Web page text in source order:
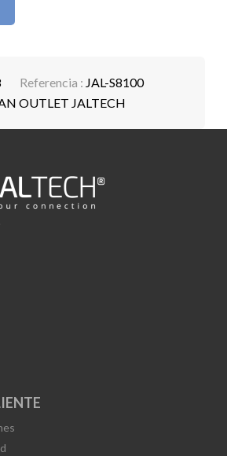
Referencia : JAL-S8100
OUTLET JALTECH